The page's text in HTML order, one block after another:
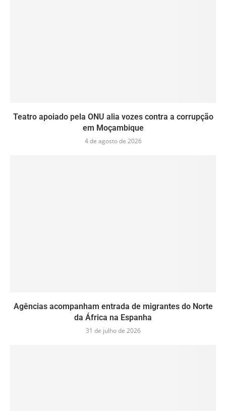
Teatro apoiado pela ONU alia vozes contra a corrupção
em Moçambique
4 de agosto de 2026
Agências acompanham entrada de migrantes do Norte
da África na Espanha
31 de julho de 2026